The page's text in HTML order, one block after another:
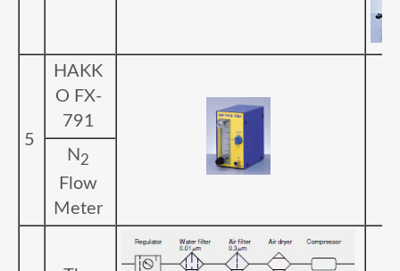
5
HAKK
O FX-
791
N 2
Flow
Meter